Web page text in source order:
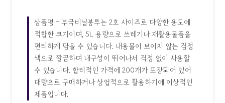
상품평 - 부국비닐봉투는 2호 사이즈로 다양한 용도에
적합한 크기이며, 5L 용량으로 쓰레기나 재활용물품을
편리하게 담을 수 있습니다. 내용물이 보이지 않는 검정
색으로 깔끔하며 내구성이 뛰어나서 걱정 없이 사용할
수 있습니다. 합리적인 가격에 200개가 포장되어 있어
대량으로 구매하거나 상업적으로 활용하기에 이상적인
제품입니다.